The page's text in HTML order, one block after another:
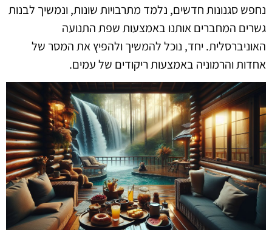
נחפש סגנונות חדשים, נלמד מתרבויות שונות, ונמשיך לבנות
גשרים המחברים אותנו באמצעות שפת התנועה
האוניברסלית. יחד, נוכל להמשיך ולהפיץ את המסר של
אחדות והרמוניה באמצעות ריקודים של עמים.